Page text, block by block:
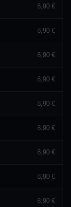
8,90 €
8,90 €
8,90 €
8,90 €
8,90 €
8,90 €
8,90 €
8,90 €
8,90 €